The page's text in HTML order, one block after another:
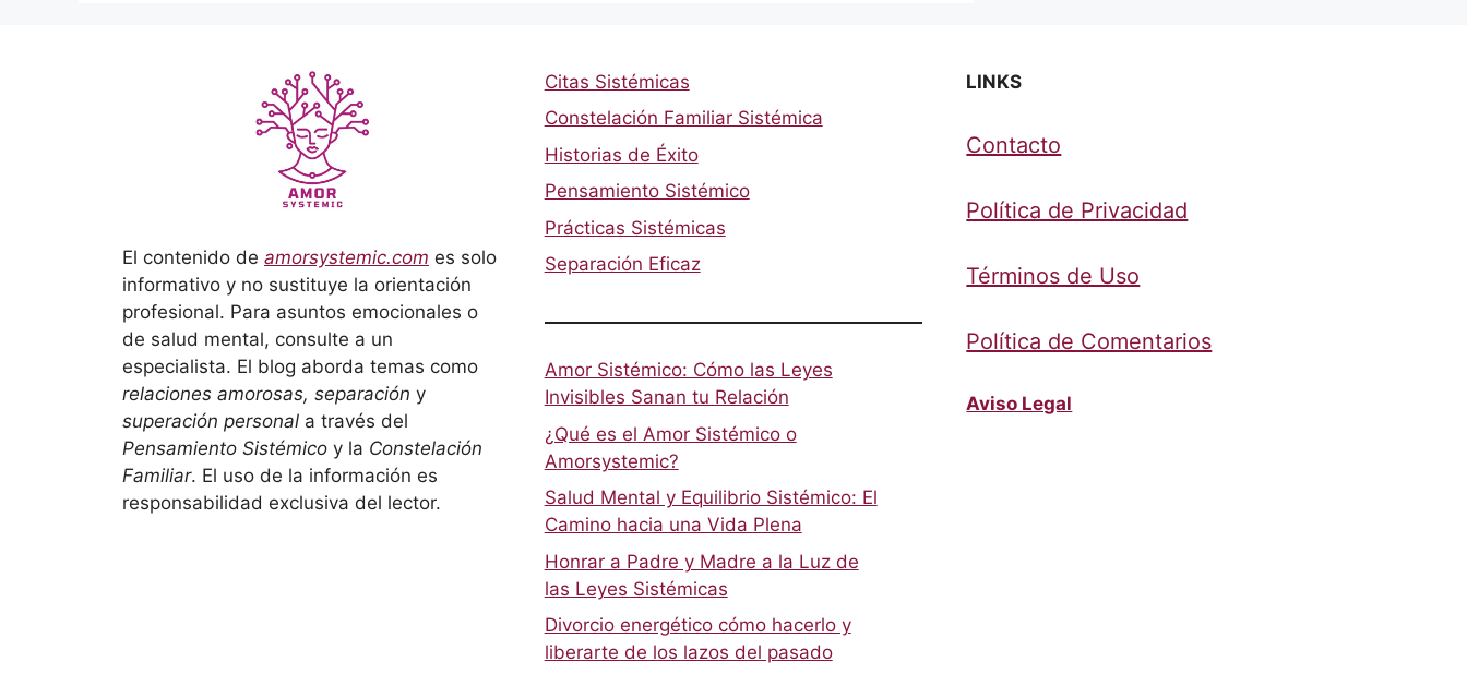
El contenido de amorsystemic.com es solo
informativo y no sustituye la orientación
profesional. Para asuntos emocionales o
de salud mental, consulte a un
especialista. El blog aborda temas como
relaciones amorosas, separación y
superación personal a través del
Pensamiento Sistémico y la Constelación
Familiar. El uso de la información es
responsabilidad exclusiva del lector.
Citas Sistémicas
Constelación Familiar Sistémica
Historias de Éxito
Pensamiento Sistémico
Prácticas Sistémicas
Separación Eficaz
Amor Sistémico: Cómo las Leyes
Invisibles Sanan tu Relación
¿Qué es el Amor Sistémico o
Amorsystemic?
Salud Mental y Equilibrio Sistémico: El
Camino hacia una Vida Plena
Honrar a Padre y Madre a la Luz de
las Leyes Sistémicas
Divorcio energético cómo hacerlo y
liberarte de los lazos del pasado
LINKS
Contacto
Política de Privacidad
Términos de Uso
Política de Comentarios
Aviso Legal